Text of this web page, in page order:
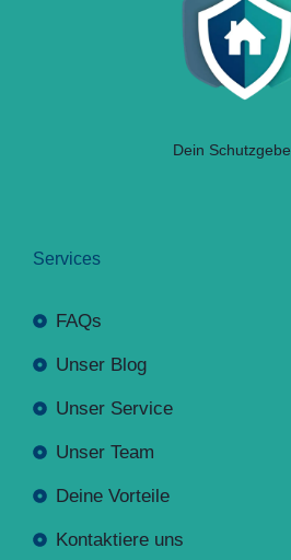
Dein
Services
FAQs
Unser Blog
Unser Service
Unser Team
Deine Vorteile
Kontaktiere uns